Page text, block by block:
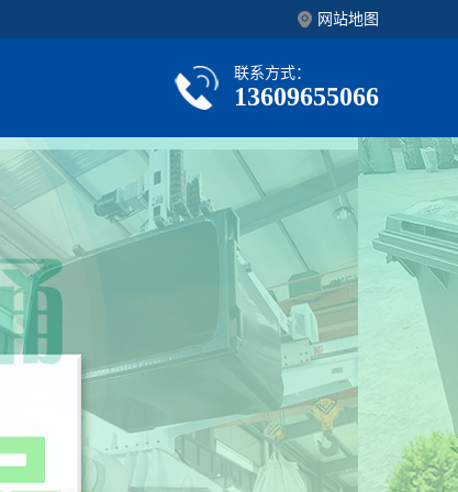
网站地图
联系方式：
13609655066